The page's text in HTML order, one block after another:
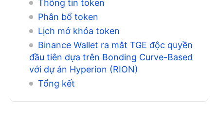
Thông tin token
Phân bổ token
Lịch mở khóa token
Binance Wallet ra mắt TGE độc quyền
đầu tiên dựa trên Bonding Curve-Based
với dự án Hyperion (RION)
Tổng kết